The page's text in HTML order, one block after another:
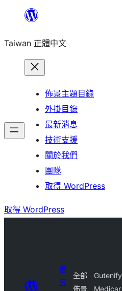
主
Taiwan 正體中文
佈景主題目錄
外掛目錄
最新消息
技術支援
關於我們
團隊
取得 WordPress
取得 WordPress
佈
景
全部
佈景
Gutenify
Medicar